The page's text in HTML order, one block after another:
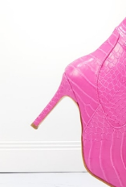
Предоставената
Добавете
количката" и при
вноски на
Предоставената
Добавете
количката" и при
вноски на кредита.